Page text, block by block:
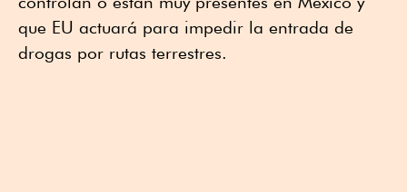
que EU actuará para impedir la entrada de
drogas por rutas terrestres.